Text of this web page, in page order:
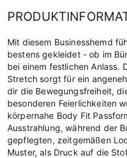
Mit diesem Businesshemd
bestens gekleidet - ob im
bei einem festlichen Anlass.
Stretch sorgt für ein
dir die Bewegungsfreiheit,
besonderen Feierlichkeiten
körpernahe Body Fit
Ausstrahlung, während der
gepflegten, zeitgemäßen
Muster, als Druck auf die